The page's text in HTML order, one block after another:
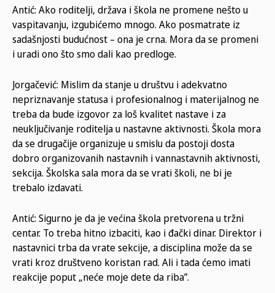
Antić: Ako roditelji, država i škola ne promene nešto u
vaspitavanju, izgubićemo mnogo. Ako posmatrate iz
sadašnjosti budućnost – ona je crna. Mora da se promeni
i uradi ono što smo dali kao predloge.
Jorgačević: Mislim da stanje u društvu i adekvatno
nepriznavanje statusa i profesionalnog i materijalnog ne
treba da bude izgovor za loš kvalitet nastave i za
neuključivanje roditelja u nastavne aktivnosti. Škola mora
da se drugačije organizuje u smislu da postoji dosta
dobro organizovanih nastavnih i vannastavnih aktivnosti,
sekcija. Školska sala mora da se vrati školi, ne bi je
trebalo izdavati.
Antić: Sigurno je da je većina škola pretvorena u tržni
centar. To treba hitno izbaciti, kao i đački dinar. Direktor i
nastavnici trba da vrate sekcije, a disciplina može da se
vrati kroz društveno koristan rad. Ali i tada ćemo imati
reakcije poput „neće moje dete da riba”.